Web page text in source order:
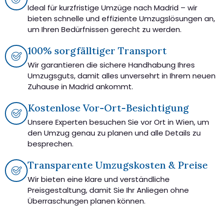
Ideal für kurzfristige Umzüge nach Madrid – wir
bieten schnelle und effiziente Umzugslösungen an,
um Ihren Bedürfnissen gerecht zu werden.
100% sorgfälltiger Transport
Wir garantieren die sichere Handhabung Ihres
Umzugsguts, damit alles unversehrt in Ihrem neuen
Zuhause in Madrid ankommt.
Kostenlose Vor-Ort-Besichtigung
Unsere Experten besuchen Sie vor Ort in Wien, um
den Umzug genau zu planen und alle Details zu
besprechen.
Transparente Umzugskosten & Preise
Wir bieten eine klare und verständliche
Preisgestaltung, damit Sie Ihr Anliegen ohne
Überraschungen planen können.